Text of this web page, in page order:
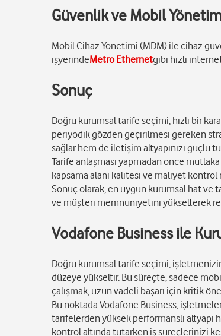
Güvenlik ve Mobil
Mobil Cihaz Yönetimi (MDM) ile cihaz
işyerindeMetro Ethernetgibi hızlı
Sonuç
Doğru kurumsal tarife seçimi, hızlı bir
periyodik gözden geçirilmesi gereken
sağlar hem de iletişim altyapınızı güçlü
Tarife anlaşması yapmadan önce
kapsama alanı kalitesi ve maliyet kontrol
Sonuç olarak, en uygun kurumsal hat ve
ve müşteri memnuniyetini yükselterek
Vodafone Business ile
Doğru kurumsal tarife seçimi,
düzeye yükseltir. Bu süreçte, sadece
çalışmak, uzun vadeli başarı için kritik
Bu noktada Vodafone Business,
tarifelerden yüksek performanslı
kontrol altında tutarken iş süreçlerinizi